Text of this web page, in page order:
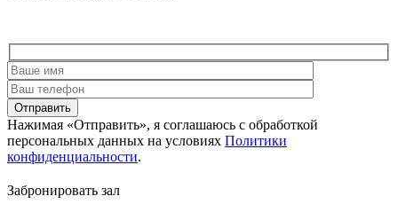
Отправить
Нажимая «Отправить», я соглашаюсь c обработкой
персональных данных на условиях Политики
конфиденциальности.
Забронировать зал